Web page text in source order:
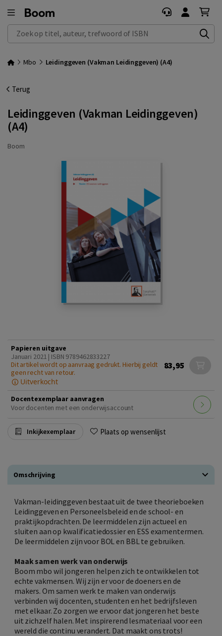
Zoek op titel, auteur, trefwoord of ISBN
Mbo Leidinggeven (Vakman Leidinggeven) (A4)
Terug
Leidinggeven (Vakman Leidinggeven)
(A4)
Boom
Papieren uitgave
Januari 2021 | ISBN 9789462833227
Dit artikel wordt op aanvraag gedrukt. Hierbij geldt
geen recht van retour.
Uitverkocht
83,95
Docentexemplaar aanvragen
Voor docenten met een onderwijsaccount
Inkijkexemplaar Plaats op wensenlijst
Omschrijving
Vakman-leidinggeven bestaat uit de twee theorieboeken
Leidinggeven en Personeelsbeleid en de school- en
praktijkopdrachten. De leermiddelen zijn actueel en
sluiten aan op kwalificatiedossier en ESS examentermen.
De leermiddelen zijn voor BOL en BBL te gebruiken.
Maak samen werk van onderwijs
Boom mbo wil jongeren helpen zich te ontwikkelen tot
echte vakmensen. Wij zijn er voor de doeners en de
makers. Om samen werk te maken van onderwijs
verbinden wij docenten, studenten en het bedrijfsleven
met elkaar. Zo zorgen we ervoor dat jongeren het beste
uit zichzelf halen. Met inspirerend lesmateriaal voor een
wereld die continu verandert. Dat maakt ons trots!